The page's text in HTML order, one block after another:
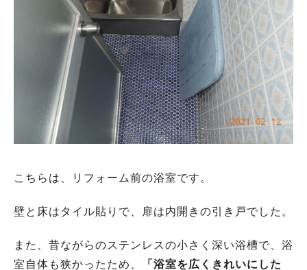
こちらは、リフォーム前の浴室です。
壁と床はタイル貼りで、扉は内開きの引き戸でした。
また、昔ながらのステンレスの小さく深い浴槽で、浴
室自体も狭かったため、
「浴室を広くきれいにした